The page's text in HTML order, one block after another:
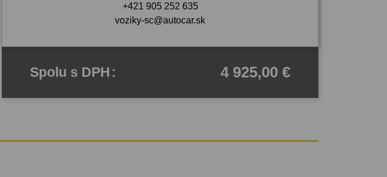
+421 905 252 635
voziky-sc@autocar.sk
Spolu s DPH: 4 925,00 €